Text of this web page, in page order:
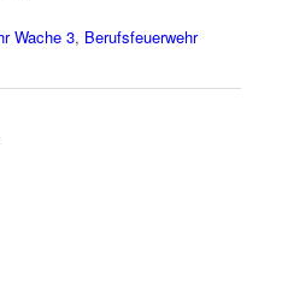
Wache 3, Berufsfeuerwehr